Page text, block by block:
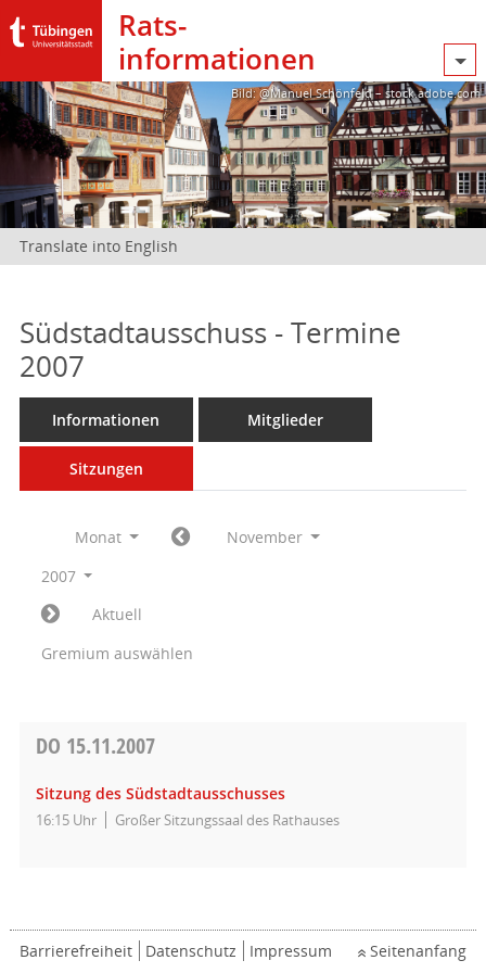
Rats­
informationen
Bild: @Manuel Schönfeld – stock.adobe.com
Translate into English
Südstadtausschuss - Termine
2007
Informationen Mitglieder
Sitzungen
Monat
November
2007
Aktuell
Gremium auswählen
DO 15.11.2007
Sitzung des Südstadtausschusses
16:15 Uhr Großer Sitzungssaal des Rathauses
Barrierefreiheit Datenschutz Impressum Seitenanfang